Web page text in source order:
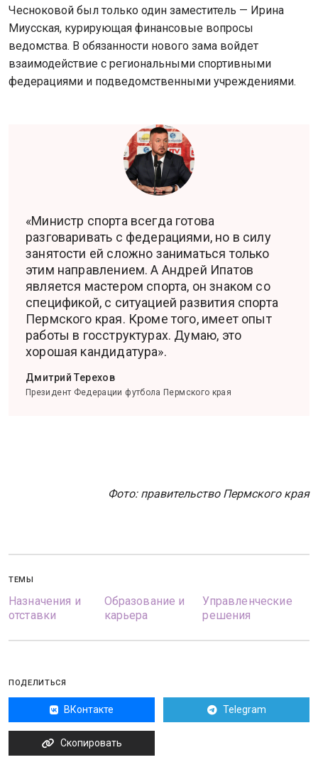
Чесноковой был только один заместитель — Ирина
Миусская, курирующая финансовые вопросы
ведомства. В обязанности нового зама войдет
взаимодействие с региональными спортивными
федерациями и подведомственными учреждениями.
«Министр спорта всегда готова
разговаривать с федерациями, но в силу
занятости ей сложно заниматься только
этим направлением. А Андрей Ипатов
является мастером спорта, он знаком со
спецификой, с ситуацией развития спорта
Пермского края. Кроме того, имеет опыт
работы в госструктурах. Думаю, это
хорошая кандидатура».
Дмитрий Терехов
Президент Федерации футбола Пермского края
Фото: правительство Пермского края
ТЕМЫ
Назначения и
отставки
Образование и
карьера
Управленческие
решения
ПОДЕЛИТЬСЯ
ВКонтакте Telegram
Скопировать